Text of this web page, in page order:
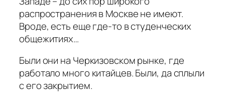
распространения в Москве не имеют.
Вроде, есть еще где-то в студенческих
общежитиях…
Были они на Черкизовском рынке, где
работало много китайцев. Были, да сплыли
с его закрытием.